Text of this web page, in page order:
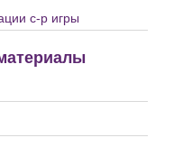
с-р игры